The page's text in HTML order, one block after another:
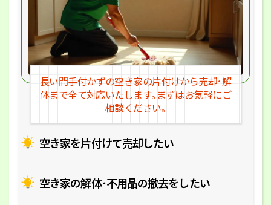
空き家を片付けて売却したい
空き家の解体･不用品の撤去をしたい
長い間手付かずの空き家の片付けから売却･解
体まで全て対応いたします｡ まずはお気軽にご
相談ください｡